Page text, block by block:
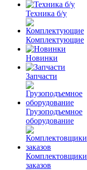
Техника б/у
Комплектующие
Новинки
Запчасти
Грузоподъемное
оборудование
Комплектовщики
заказов